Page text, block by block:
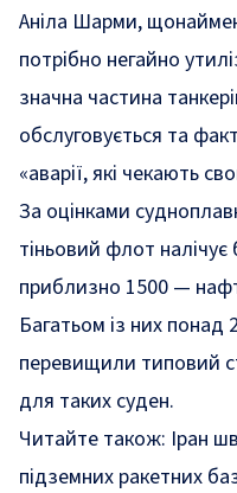
Аніла Шарми,
потрібно негайно
значна частина
обслуговується та
«аварії, які чекають
За оцінками
тіньовий флот
приблизно 1500 —
Багатьом із них понад
перевищили типовий
для таких суден.
Читайте також: Іран
підземних ракетних